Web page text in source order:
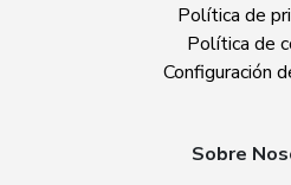
Política de
Política de
Configuración
Sobre